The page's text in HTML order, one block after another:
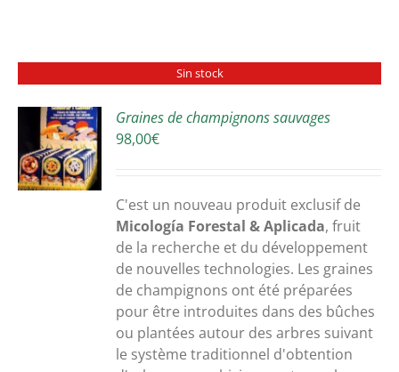
Sin stock
Graines de champignons sauvages
98,00€
C'est un nouveau produit exclusif de
Micología Forestal & Aplicada, fruit
de la recherche et du développement
de nouvelles technologies. Les graines
de champignons ont été préparées
pour être introduites dans des bûches
ou plantées autour des arbres suivant
le système traditionnel d'obtention